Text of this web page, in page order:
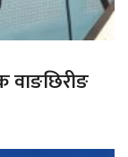
वाङछिरीङ